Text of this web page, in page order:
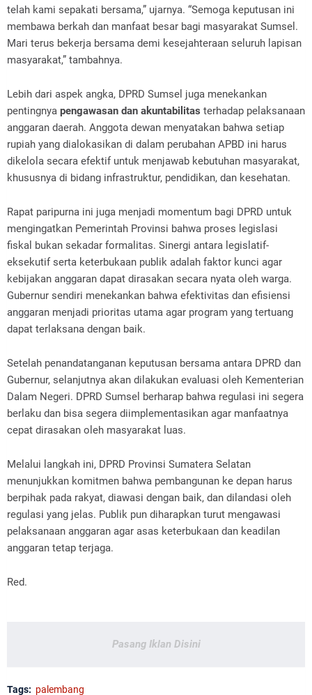
telah kami sepakati bersama,” ujarnya. “Semoga keputusan ini
membawa berkah dan manfaat besar bagi masyarakat Sumsel.
Mari terus bekerja bersama demi kesejahteraan seluruh lapisan
masyarakat,” tambahnya.
Lebih dari aspek angka, DPRD Sumsel juga menekankan
pentingnya pengawasan dan akuntabilitas terhadap pelaksanaan
anggaran daerah. Anggota dewan menyatakan bahwa setiap
rupiah yang dialokasikan di dalam perubahan APBD ini harus
dikelola secara efektif untuk menjawab kebutuhan masyarakat,
khususnya di bidang infrastruktur, pendidikan, dan kesehatan.
Rapat paripurna ini juga menjadi momentum bagi DPRD untuk
mengingatkan Pemerintah Provinsi bahwa proses legislasi
fiskal bukan sekadar formalitas. Sinergi antara legislatif-
eksekutif serta keterbukaan publik adalah faktor kunci agar
kebijakan anggaran dapat dirasakan secara nyata oleh warga.
Gubernur sendiri menekankan bahwa efektivitas dan efisiensi
anggaran menjadi prioritas utama agar program yang tertuang
dapat terlaksana dengan baik.
Setelah penandatanganan keputusan bersama antara DPRD dan
Gubernur, selanjutnya akan dilakukan evaluasi oleh Kementerian
Dalam Negeri. DPRD Sumsel berharap bahwa regulasi ini segera
berlaku dan bisa segera diimplementasikan agar manfaatnya
cepat dirasakan oleh masyarakat luas.
Melalui langkah ini, DPRD Provinsi Sumatera Selatan
menunjukkan komitmen bahwa pembangunan ke depan harus
berpihak pada rakyat, diawasi dengan baik, dan dilandasi oleh
regulasi yang jelas. Publik pun diharapkan turut mengawasi
pelaksanaan anggaran agar asas keterbukaan dan keadilan
anggaran tetap terjaga.
Red.
Pasang Iklan Disini
Tags: palembang